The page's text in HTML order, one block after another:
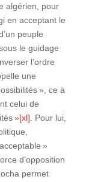
algérien, pour
en acceptant le
peuple
le guidage
l’ordre
une
», ce à
celui de
»[xl]. Pour lui,
»
d’opposition
permet